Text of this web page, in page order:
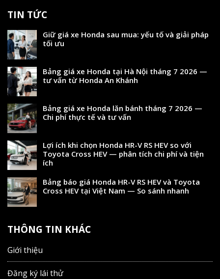
TIN TỨC
Giữ giá xe Honda sau mua: yếu tố và giải pháp
tối ưu
Bảng giá xe Honda tại Hà Nội tháng 7 2026 —
tư vấn từ Honda An Khánh
Bảng giá xe Honda lăn bánh tháng 7 2026 —
Chi phí thực tế và tư vấn
Lợi ích khi chọn Honda HR-V RS HEV so với
Toyota Cross HEV — phân tích chi phí và tiện
ích
Bảng báo giá Honda HR-V RS HEV và Toyota
Cross HEV tại Việt Nam — So sánh nhanh
THÔNG TIN KHÁC
Giới thiệu
Đăng ký lái thử